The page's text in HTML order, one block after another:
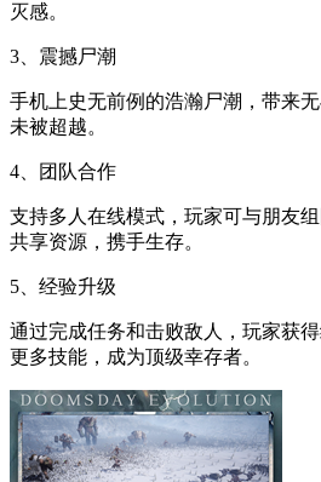
灭感。
3、震撼尸潮
手机上史无前例的浩瀚尸潮，带来
未被超越。
4、团队合作
支持多人在线模式，玩家可与朋友
共享资源，携手生存。
5、经验升级
通过完成任务和击败敌人，玩家获
更多技能，成为顶级幸存者。